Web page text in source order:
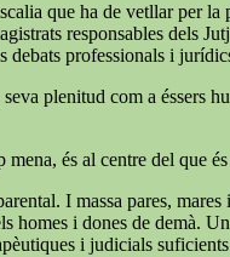
que ha de vetllar per
responsables dels
professionals i
plenitud com a éssers
és al centre del que
I massa pares,
i dones de demà.
i judicials